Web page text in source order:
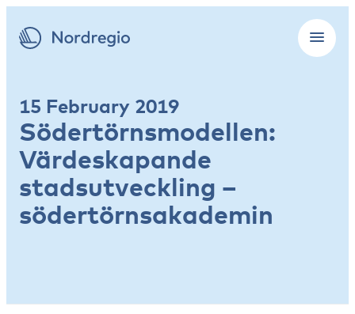
15 February 2019
Södertörnsmodellen:
Värdeskapande
stadsutveckling –
södertörnsakademin